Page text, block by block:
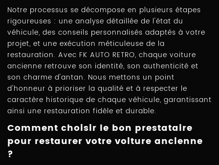
Notre processus se décompose en plusieurs étapes
rigoureuses : une analyse détaillée de l'état du
véhicule, des conseils personnalisés adaptés à votre
projet, et une exécution méticuleuse de la
restauration. Avec FK AUTO RETRO, chaque voiture
ancienne retrouve son identité, son authenticité et
son charme d'antan. Nous mettons un point
d'honneur à prioriser la qualité et à respecter le
caractère historique de chaque véhicule, garantissant
ainsi une restauration fidèle et durable.
Comment choisir le bon prestataire
pour restaurer votre voiture ancienne
?